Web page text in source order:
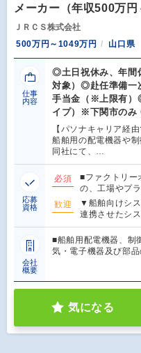
メーカー（年収500万円
ＪＲＣＳ株式会社
500万円～1049万円
山口県
仕事
内容
◎土日祝休み、年
対象）◎赴任準備一
手当金（※上限有）
イプ）※下関市の
【パソナキャリア経
船舶用の配電機器や
同社にて、…
応募
資格
必須
■ファクトリー
の、工場やプ
歓迎
▼船舶向けシ
連携させたシ
会社
概要
■船舶用配電機器、制
気・電子機器及び部
気になる